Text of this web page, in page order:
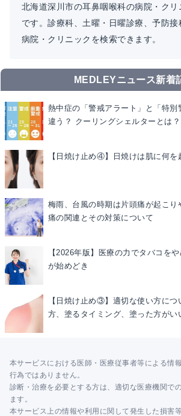
北海道深川市の耳鼻咽喉科の病院・ク
です。診療科、土曜・日曜診療、予防
病院・クリニックを検索できます。
MEDLEYニュース新着
熱中症の「警戒アラート」と「特別
違う？ クーリングシェルターとは？
【日焼け止め④】日焼けは肌に何を
梅雨、台風の時期は片頭痛が起こり
痛の関連とその対策について
【2026年版】医療の力でタバコを
が始めどき
【日焼け止め③】適切な使い方につ
方、塗るタイミング、塗った方がい
本サービスにおける医師・医療従事者等による情
行為ではありません。
診断・治療を必要とする方は、適切な医療機関で
ます。
本サービス上の情報や利用に関して発生した損害